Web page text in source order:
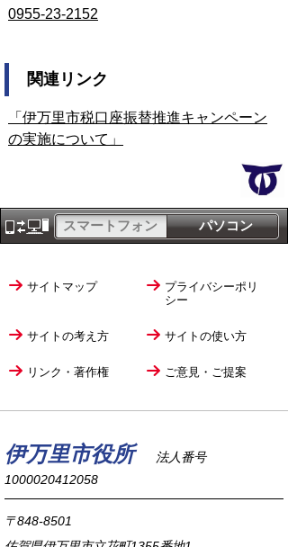
0955-23-2152
関連リンク
「伊万里市税口座振替推進キャンペーン
の実施について」
パソコン
スマートフォン
サイトマップ
プライバシーポリ
シー
サイトの考え方 サイトの使い方
リンク・著作権 ご意見・ご提案
伊万里市役所
法人番号
1000020412058
〒848-8501